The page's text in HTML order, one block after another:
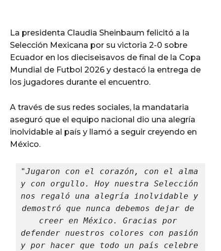
La presidenta Claudia Sheinbaum felicitó a la
Selección Mexicana por su victoria 2-0 sobre
Ecuador en los dieciseisavos de final de la Copa
Mundial de Futbol 2026 y destacó la entrega de
los jugadores durante el encuentro.
A través de sus redes sociales, la mandataria
aseguró que el equipo nacional dio una alegría
inolvidable al país y llamó a seguir creyendo en
México.
"Jugaron con el corazón, con el alma
y con orgullo. Hoy nuestra Selección
nos regaló una alegría inolvidable y
demostró que nunca debemos dejar de
creer en México. Gracias por
defender nuestros colores con pasión
y por hacer que todo un país celebre